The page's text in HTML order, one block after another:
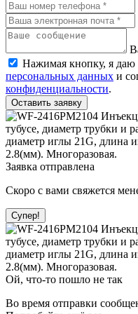
Нажимая кнопку, я даю
персональных данных и
конфиденциальности.
Оставить заявку
Заявка отправлена
Скоро с вами свяжется
Супер!
Ой, что-то пошло не так
Во время отправки